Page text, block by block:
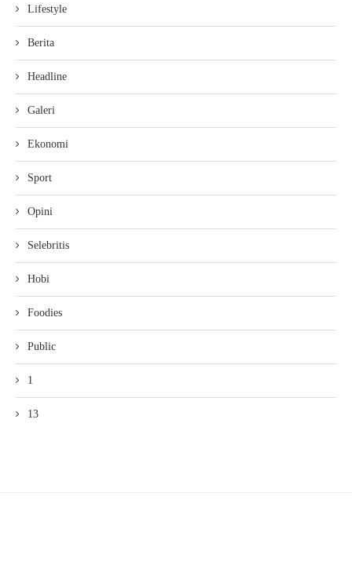
Lifestyle
Berita
Headline
Galeri
Ekonomi
Sport
Opini
Selebritis
Hobi
Foodies
Public
1
13